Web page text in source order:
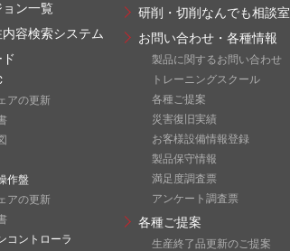
ン一覧
容検索システム
アの更新
作盤
アの更新
コントローラ
研削・切削なんでも相談室
お問い合わせ・各種情報
製品に関するお問い合わせ
トレーニングスクール
各種ご提案
災害復旧実績
お客様設備情報登録
製品保守情報
満足度調査票
アンケート調査票
各種ご提案
生産終了品更新のご提案